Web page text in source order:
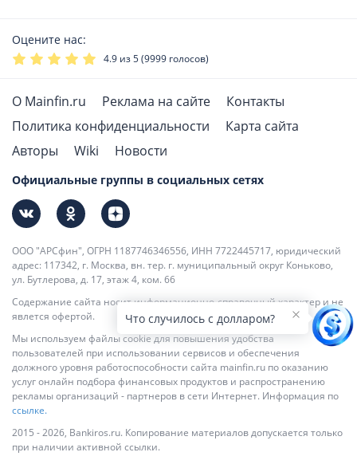
Оцените нас:
4.9 из 5 (9999 голосов)
О Mainfin.ru Реклама на сайте
Контакты
Политика конфиденциальности
Карта сайта
Авторы
Wiki Новости
ООО "АРСфин", ОГРН 1187746346556, ИНН 7722445717, юридический
адрес: 117342, г. Москва, вн. тер. г. муниципальный округ Коньково,
ул. Бутлерова, д. 17, этаж 4, ком. 66
Содержание сайта носит информационно-справочный характер и не
явлется офертой.
Мы используем файлы cookie для повышения удобства
пользователей при использовании сервисов и обеспечения
должного уровня работоспособности сайта mainfin.ru по оказанию
услуг онлайн подбора финансовых продуктов и распространению
рекламы организаций - партнеров в сети Интернет. Информация по
ссылке.
2015 - 2026, Bankiros.ru. Копирование материалов допускается только
при наличии активной ссылки.
Официальные группы в социальных сетях
Что случилось с долларом?